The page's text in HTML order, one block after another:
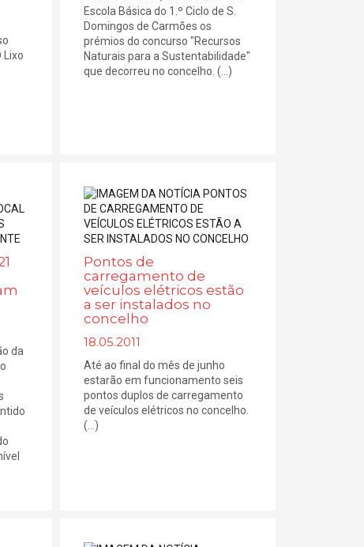
Lixo
Escola Básica do 1.º Ciclo de S.
Domingos de Carmões os
prémios do concurso "Recursos
Naturais para a Sustentabilidade"
que decorreu no concelho. (...)
da
Pontos de
carregamento de
veículos elétricos estão
a ser instalados no
concelho
18.05.2011
Até ao final do mês de junho
estarão em funcionamento seis
pontos duplos de carregamento
de veículos elétricos no concelho.
(...)